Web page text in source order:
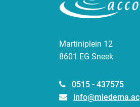
Martiniplein 12
8601 EG Sneek
0515 - 437575
info@miedema.ac